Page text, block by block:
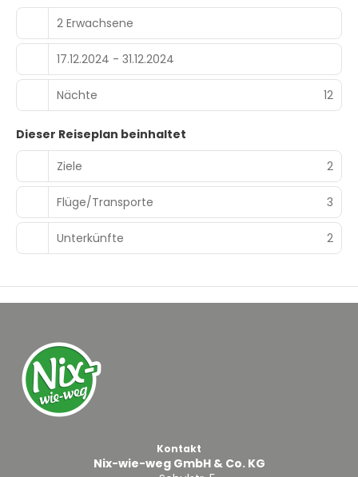
2 Erwachsene
17.12.2024 - 31.12.2024
Nächte 12
Dieser Reiseplan beinhaltet
Ziele
2
Flüge/Transporte 3
Unterkünfte 2
Kontakt
Nix-wie-weg GmbH & Co. KG